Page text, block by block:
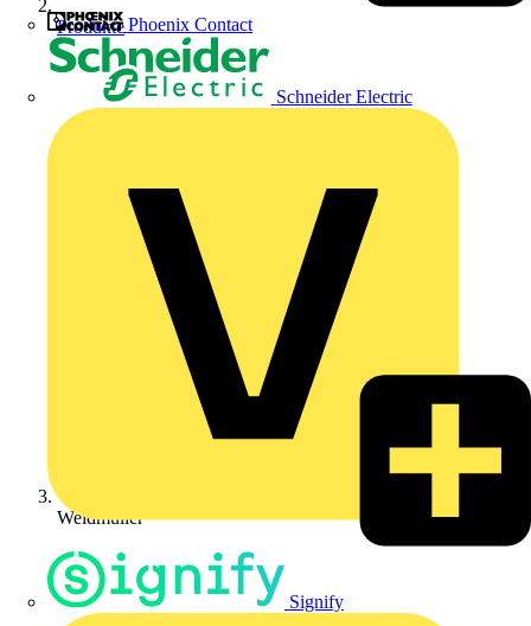
Phoenix Contact
Schneider Electric
Signify
Produkte
Weidmüller